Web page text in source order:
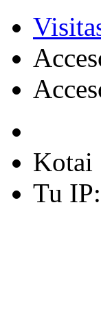
Kotai
Tu